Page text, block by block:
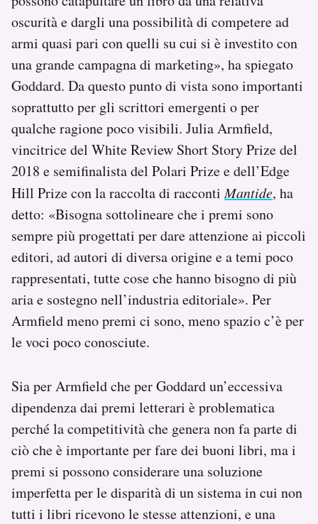
oscurità e dargli una possibilità di competere ad
armi quasi pari con quelli su cui si è investito con
una grande campagna di marketing», ha spiegato
Goddard. Da questo punto di vista sono importanti
soprattutto per gli scrittori emergenti o per
qualche ragione poco visibili. Julia Armfield,
vincitrice del White Review Short Story Prize del
2018 e semifinalista del Polari Prize e dell’Edge
Hill Prize con la raccolta di raccontiMantide, ha
detto: «Bisogna sottolineare che i premi sono
sempre più progettati per dare attenzione ai piccoli
editori, ad autori di diversa origine e a temi poco
rappresentati, tutte cose che hanno bisogno di più
aria e sostegno nell’industria editoriale». Per
Armfield meno premi ci sono, meno spazio c’è per
le voci poco conosciute.
Sia per Armfield che per Goddard un’eccessiva
dipendenza dai premi letterari è problematica
perché la competitività che genera non fa parte di
ciò che è importante per fare dei buoni libri, ma i
premi si possono considerare una soluzione
imperfetta per le disparità di un sistema in cui non
tutti i libri ricevono le stesse attenzioni, e una